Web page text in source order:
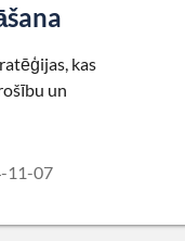
kas
un
11-07